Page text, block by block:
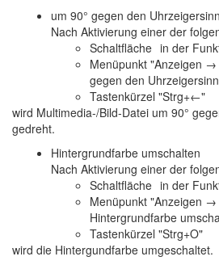
um 90° gegen den
Nach Aktivierung einer der
Schaltfläche in der
Menüpunkt "Anzeigen
gegen den
Tastenkürzel "Strg+←"
wird Multimedia-/Bild-Datei um 90°
gedreht.
Hintergrundfarbe umschalten
Nach Aktivierung einer der
Schaltfläche in der
Menüpunkt "Anzeigen
Hintergrundfarbe
Tastenkürzel "Strg+O"
wird die Hintergundfarbe umgeschaltet.